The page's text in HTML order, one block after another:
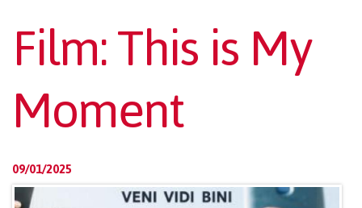
Film: This is My
Moment
09/01/2025